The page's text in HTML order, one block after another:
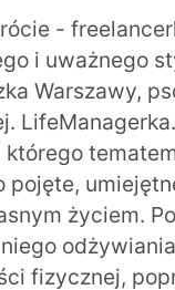
-
i uważnego
Warszawy,
pojęte,
życiem.
fizycznej,